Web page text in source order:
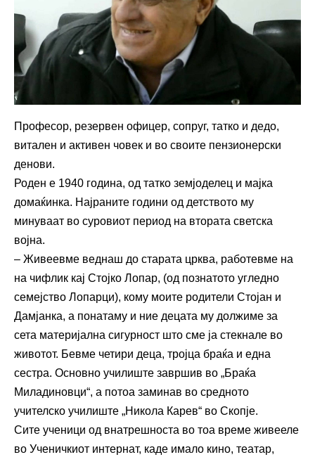
Професор, резервен офицер, сопруг, татко и дедо,
витален и активен човек и во своите пензионерски
денови.
Роден е 1940 година, од татко земјоделец и мајка
домаќинка. Најраните години од детството му
минуваат во суровиот период на втората светска
војна.
– Живеевме веднаш до старата црква, работевме на
на чифлик кај Стојко Лопар, (од познатото угледно
семејство Лопарци), кому моите родители Стојан и
Дамјанка, а понатаму и ние децата му должиме за
сета материјална сигурност што сме ја стекнале во
животот. Бевме четири деца, тројца браќа и една
сестра. Основно училиште завршив во „Браќа
Миладиновци“, а потоа заминав во средното
учителско училиште „Никола Карев“ во Скопје.
Сите ученици од внатрешноста во тоа време живееле
во Ученичкиот интернат, каде имало кино, театар,